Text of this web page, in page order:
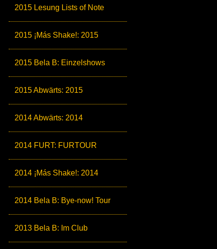
2015 Lesung Lists of Note
2015 ¡Más Shake!: 2015
2015 Bela B: Einzelshows
2015 Abwärts: 2015
2014 Abwärts: 2014
2014 FURT: FURTOUR
2014 ¡Más Shake!: 2014
2014 Bela B: Bye-now! Tour
2013 Bela B: Im Club